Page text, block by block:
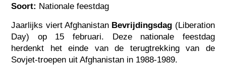
Soort: Nationale feestdag
Jaarlijks viert Afghanistan Bevrijdingsdag (Liberation
Day) op 15 februari. Deze nationale feestdag
herdenkt het einde van de terugtrekking van de
Sovjet-troepen uit Afghanistan in 1988-1989.